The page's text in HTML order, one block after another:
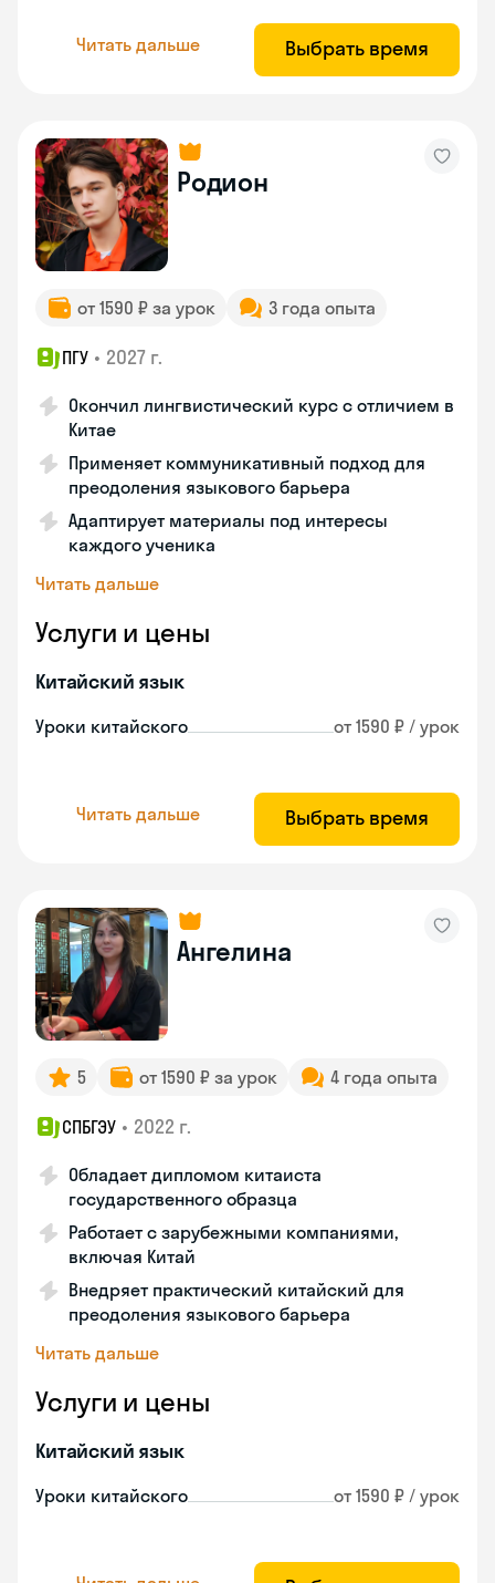
Читать дальше Выбрать время
Родион
от 1590 ₽ за урок 3 года опыта
ПГУ • 2027 г.
Окончил лингвистический курс с отличием в
Китае
Применяет коммуникативный подход для
преодоления языкового барьера
Адаптирует материалы под интересы
каждого ученика
Читать дальше
Услуги и цены
Китайский язык
Уроки китайского от 1590 ₽ / урок
Читать дальше Выбрать время
Ангелина
5 от 1590 ₽ за урок 4 года опыта
СПБГЭУ • 2022 г.
Обладает дипломом китаиста
государственного образца
Работает с зарубежными компаниями,
включая Китай
Внедряет практический китайский для
преодоления языкового барьера
Читать дальше
Услуги и цены
Китайский язык
Уроки китайского от 1590 ₽ / урок